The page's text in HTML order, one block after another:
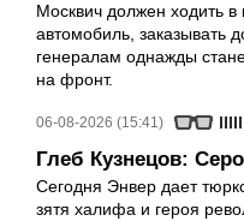
Москвич должен ходить в
автомобиль, заказывать
генералам однажды
на фронт.
06-08-2026 (15:41)
Глеб Кузнецов:
Сегодня Энвер дает
зятя халифа и героя